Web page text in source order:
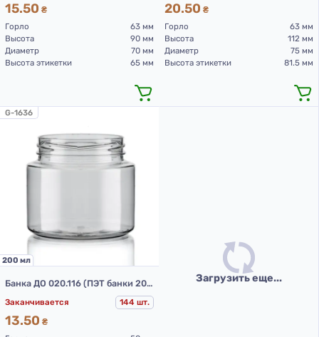
15.50 ₴
Горло
63 мм
Высота
90 мм
Диаметр
70 мм
Высота этикетки
65 мм
20.50 ₴
Горло
63 мм
Высота
112 мм
Диаметр
75 мм
Высота этикетки
81.5 мм
G-1636
200 мл
Банка ДО 020.116 (ПЭТ банки 200 мл)
Заканчивается 144 шт.
13.50 ₴
Загрузить еще...